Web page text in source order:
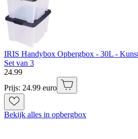
IRIS Handybox Opbergbox - 30L -
Set van 3
24.99
Prijs: 24.99 euro
Bekijk alles in opbergbox